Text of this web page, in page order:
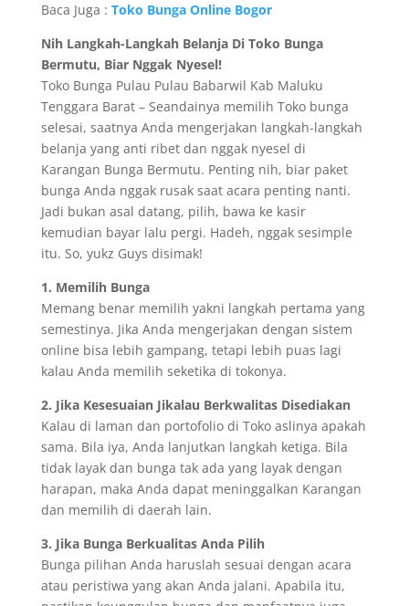
Baca Juga : Toko Bunga Online Bogor
Nih Langkah-Langkah Belanja Di Toko Bunga
Bermutu, Biar Nggak Nyesel!
Toko Bunga Pulau Pulau Babarwil Kab Maluku
Tenggara Barat – Seandainya memilih Toko bunga
selesai, saatnya Anda mengerjakan langkah-langkah
belanja yang anti ribet dan nggak nyesel di
Karangan Bunga Bermutu. Penting nih, biar paket
bunga Anda nggak rusak saat acara penting nanti.
Jadi bukan asal datang, pilih, bawa ke kasir
kemudian bayar lalu pergi. Hadeh, nggak sesimple
itu. So, yukz Guys disimak!
1. Memilih Bunga
Memang benar memilih yakni langkah pertama yang
semestinya. Jika Anda mengerjakan dengan sistem
online bisa lebih gampang, tetapi lebih puas lagi
kalau Anda memilih seketika di tokonya.
2. Jika Kesesuaian Jikalau Berkwalitas Disediakan
Kalau di laman dan portofolio di Toko aslinya apakah
sama. Bila iya, Anda lanjutkan langkah ketiga. Bila
tidak layak dan bunga tak ada yang layak dengan
harapan, maka Anda dapat meninggalkan Karangan
dan memilih di daerah lain.
3. Jika Bunga Berkualitas Anda Pilih
Bunga pilihan Anda haruslah sesuai dengan acara
atau peristiwa yang akan Anda jalani. Apabila itu,